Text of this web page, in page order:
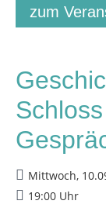
zum
Mittwoch,
19:00 Uhr